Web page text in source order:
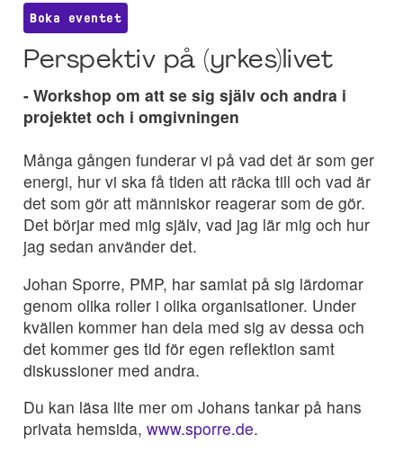
Boka eventet
Perspektiv på (yrkes)livet
- Workshop om att se sig själv och andra i
projektet och i omgivningen
Många gången funderar vi på vad det är som ger
energi, hur vi ska få tiden att räcka till och vad är
det som gör att människor reagerar som de gör.
Det börjar med mig själv, vad jag lär mig och hur
jag sedan använder det.
Johan Sporre, PMP, har samlat på sig lärdomar
genom olika roller i olika organisationer. Under
kvällen kommer han dela med sig av dessa och
det kommer ges tid för egen reflektion samt
diskussioner med andra.
Du kan läsa lite mer om Johans tankar på hans
privata hemsida, www.sporre.de.